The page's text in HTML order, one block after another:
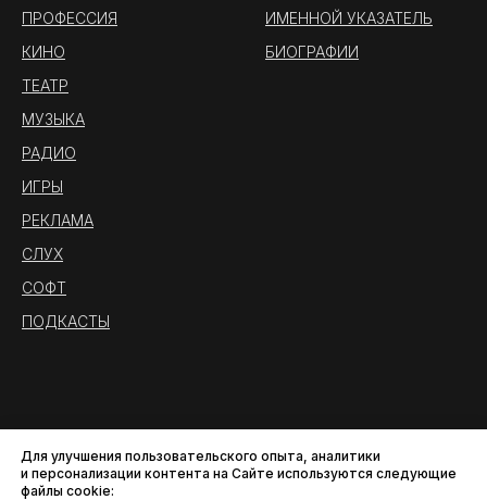
Для улучшения пользовательского опыта, аналитики
и персонализации контента на Сайте используются следующие
файлы cookie:
ПРОФЕССИЯ
КИНО
ТЕАТР
МУЗЫКА
РАДИО
ИГРЫ
РЕКЛАМА
СЛУХ
СОФТ
ПОДКАСТЫ
ИМЕННОЙ УКАЗАТЕЛЬ
БИОГРАФИИ